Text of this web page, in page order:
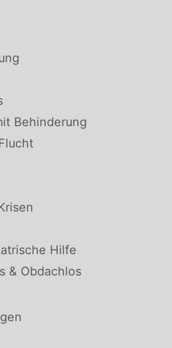
Behinderung
Hilfe
& Obdachlos